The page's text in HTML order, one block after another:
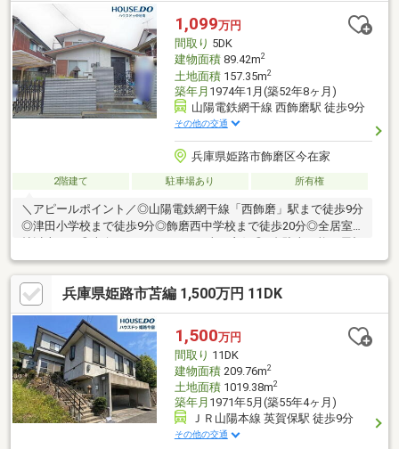
1,099万円
間取り 5DK
建物面積89.42m2
土地面積157.35m2
築年月 1974年1月(築52年8ヶ月)
山陽電鉄網干線 西飾磨駅 徒歩9分
その他の交通
兵庫県姫路市飾磨区今在家
2階建て 駐車場あり 所有権
＼アピールポイント／◎山陽電鉄網干線「西飾磨」駅まで徒歩9分
◎津田小学校まで徒歩9分◎飾磨西中学校まで徒歩20分◎全居室6
付きカーポート◎生活に便利な住環境です【備考】※司法書士は
売主指定となります。※図面と現況が異なる場合は、現況を優先
いたします。※所要時間は徒歩80m/分で算出しております。※本物
件は現況販売価格です。■ハウスドゥ中地南は、家を「売りた
い」「買いたい」というお客様へ、豊富で鮮度の高い情報を迅速
にお届けします。ローン返済計画や家計の見直し相談も可能です
ので、ぜひご相談ください！
兵庫県姫路市苫編 1,500万円 11DK
1,500万円
間取り 11DK
建物面積209.76m2
土地面積1019.38m2
築年月 1971年5月(築55年4ヶ月)
ＪＲ山陽本線 英賀保駅 徒歩9分
その他の交通